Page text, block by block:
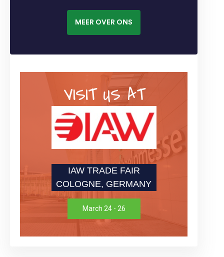
MEER OVER ONS
VISIT US AT
IAW TRADE FAIR
COLOGNE, GERMANY
March 24 - 26